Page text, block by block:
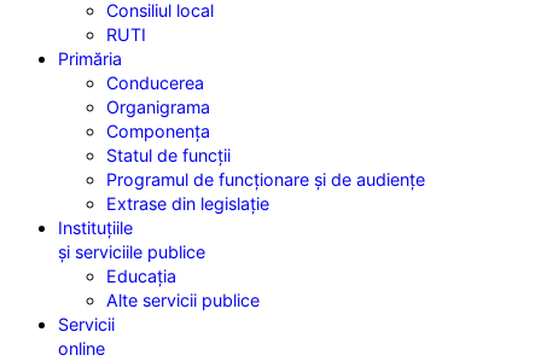
Consiliul local
RUTI
Primăria
Conducerea
Organigrama
Componența
Statul de funcții
Programul de funcționare și de audiențe
Extrase din legislație
Instituțiile
și serviciile publice
Educația
Alte servicii publice
Servicii
online